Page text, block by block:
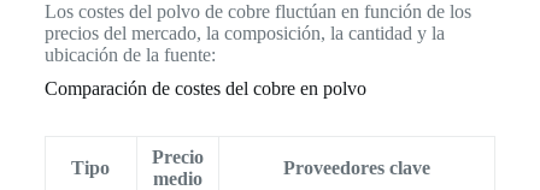
Los costes del polvo de cobre fluctúan en función de los
precios del mercado, la composición, la cantidad y la
ubicación de la fuente:
Comparación de costes del cobre en polvo
Tipo
Precio
medio
Proveedores clave